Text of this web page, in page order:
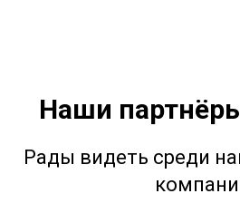
Наши
Рады видеть среди